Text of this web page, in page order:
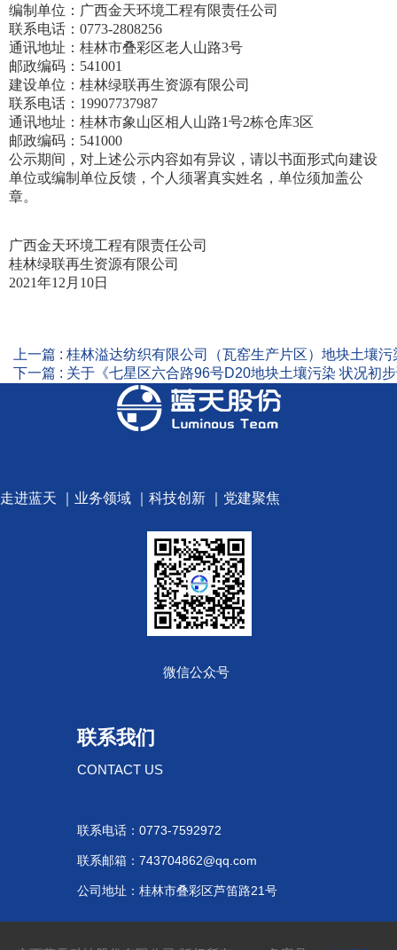
编制单位：广西金天环境工程有限责任公司
联系电话：0773-2808256
通讯地址：桂林市叠彩区老人山路3号
邮政编码：541001
建设单位：桂林绿联再生资源有限公司
联系电话：19907737987
通讯地址：桂林市象山区相人山路1号2栋仓库3区
邮政编码：541000
公示期间，对上述公示内容如有异议，请以书面形式向建设
单位或编制单位反馈，个人须署真实姓名，单位须加盖公
章。
广西金天环境工程有限责任公司
桂林绿联再生资源有限公司
2021年12月10日
上一篇 : 桂林溢达纺织有限公司（瓦窑生产片区）地块土壤
下一篇 : 关于《七星区六合路96号D20地块土壤污染 状况初
走进蓝天 业务领域 科技创新 党建聚焦
微信公众号
联系我们
CONTACT US
联系电话：0773-7592972
联系邮箱：743704862@qq.com
公司地址：桂林市叠彩区芦笛路21号